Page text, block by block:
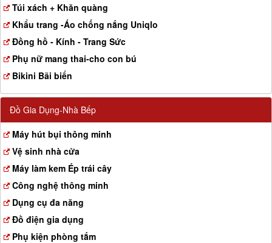
Túi xách + Khăn quàng
Khẩu trang -Áo chống nắng Uniqlo
Đồng hồ - Kính - Trang Sức
Phụ nữ mang thai-cho con bú
Bikini Bãi biển
Đồ Gia Dụng-Nhà Bếp
Máy hút bụi thông minh
Vệ sinh nhà cửa
Máy làm kem Ép trái cây
Công nghệ thông minh
Dụng cụ đa năng
Đồ điện gia dụng
Phụ kiện phòng tắm